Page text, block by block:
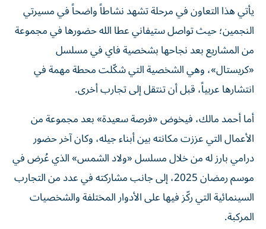
يأتي هذا التعاون في مرحلة تشهد نشاطاً واضحاً في مسيرتي
النجمين؛ حيث تواصل ستيفاني عطا الله حضورها في مجموعة
من المشاريع بعد نجاحها بشخصية فاي في مسلسل
«كريستال»، وهي الشخصية التي شكّلت محطة مهمة في
انتشارها عربياً، قبل أن تنتقل إلى تجارب أخرى.
أما أحمد مالك، فيخوض «فرصة سعيدة» بعد مجموعة من
الأعمال التي عززت مكانته بين أبناء جيله، وكان آخر حضور
درامي بارز له من خلال مسلسل «ولاد الشمس» الذي عُرض في
موسم رمضان 2025، إلى جانب مشاركته في عدد من التجارب
السينمائية التي ركّز فيها على الأدوار المختلفة والشخصيات
المركبة.